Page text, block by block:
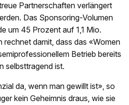
Partnerschaften verlängert
Das Sponsoring-Volumen
um 45 Prozent auf 1,1 Mio.
rechnet damit, dass das «Women
Betrieb bereits
selbsttragend ist.
da, wenn man gewillt ist», so
kein Geheimnis draus, wie sie